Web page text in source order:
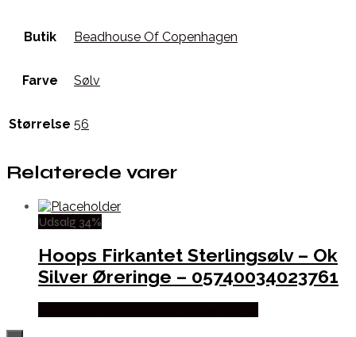
Butik Beadhouse Of Copenhagen
Farve Sølv
Størrelse 56
Relaterede varer
Udsalg 34%
Hoops Firkantet Sterlingsølv – Ok
Silver Øreringe – 05740034023761